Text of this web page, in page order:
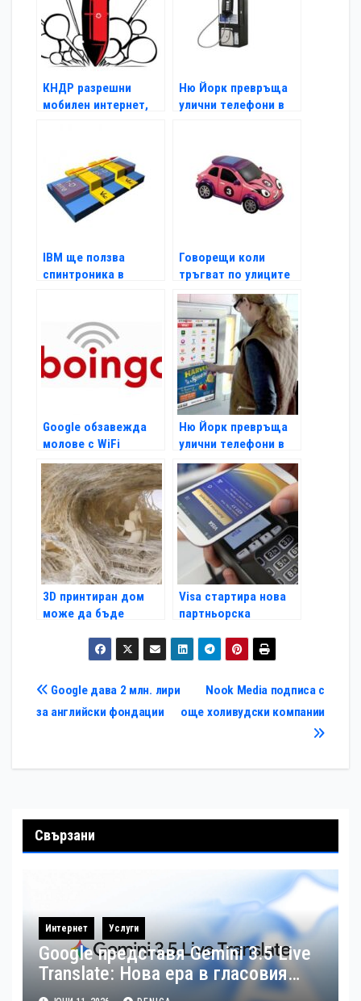
КНДР разрешни
мобилен интернет,
Ню Йорк превръща
улични телефони в
IBM ще ползва
спинтроника в
Говорещи коли
тръгват по улиците
на Америка
Google обзавежда
молове с WiFi
Ню Йорк превръща
улични телефони в
таблети
3D принтиран дом
може да бъде
Visa стартира нова
партньорска
Навигация
Nook Media подписа с
още холивудски компании
Google дава 2 млн. лири
за английски фондации
Свързани
Интернет Услуги
Google представя Gemini 3.5 Live
Translate: Нова ера в гласовия
превод в реално време на над 70